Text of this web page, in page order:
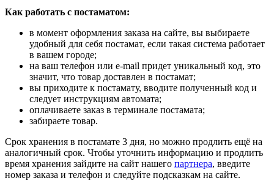
Как работать с постаматом:
в момент оформления заказа на сайте, вы выбираете
удобный для себя постамат, если такая система работает
в вашем городе;
на ваш телефон или e-mail придет уникальный код, это
значит, что товар доставлен в постамат;
вы приходите к постамату, вводите полученный код и
следует инструкциям автомата;
оплачиваете заказ в терминале постамата;
забираете товар.
Срок хранения в постамате 3 дня, но можно продлить ещё на
аналогичный срок. Чтобы уточнить информацию и продлить
время хранения зайдите на сайт нашего партнера, введите
номер заказа и телефон и следуйте подсказкам на сайте.